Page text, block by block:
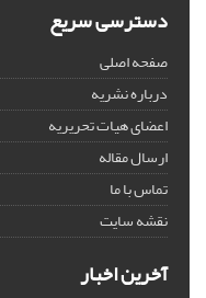
دسترسی سریع
صفحه اصلی
درباره نشریه
اعضای هیات تحریریه
ارسال مقاله
تماس با ما
نقشه سایت
آخرین اخبار